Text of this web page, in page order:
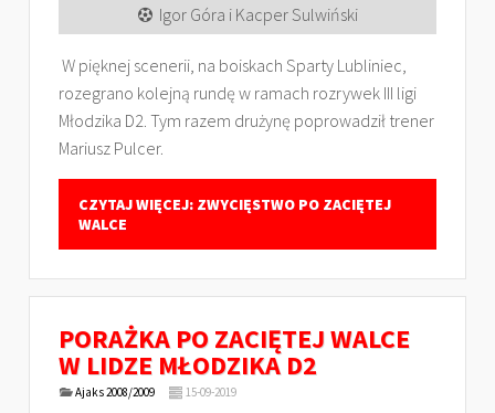
Igor Góra i Kacper Sulwiński
W pięknej scenerii, na boiskach Sparty Lubliniec,
rozegrano kolejną rundę w ramach rozrywek III ligi
Młodzika D2. Tym razem drużynę poprowadził trener
Mariusz Pulcer.
CZYTAJ WIĘCEJ: ZWYCIĘSTWO PO ZACIĘTEJ
WALCE
PORAŻKA PO ZACIĘTEJ WALCE
W LIDZE MŁODZIKA D2
Ajaks 2008/2009 15-09-2019